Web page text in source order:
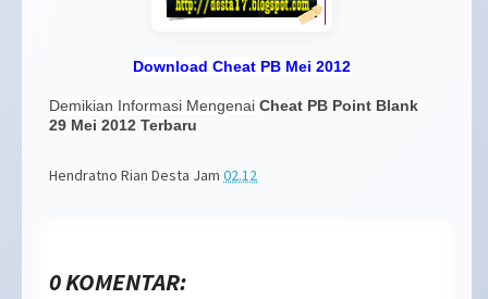
Download Cheat PB Mei 2012
Demikian Informasi Mengenai Cheat PB Point Blank
29 Mei 2012 Terbaru
Hendratno Rian Desta Jam 02.12
0 KOMENTAR: